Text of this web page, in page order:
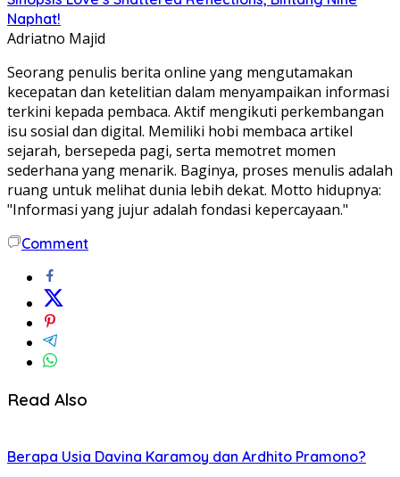
Naphat!
Adriatno Majid
Seorang penulis berita online yang mengutamakan
kecepatan dan ketelitian dalam menyampaikan informasi
terkini kepada pembaca. Aktif mengikuti perkembangan
isu sosial dan digital. Memiliki hobi membaca artikel
sejarah, bersepeda pagi, serta memotret momen
sederhana yang menarik. Baginya, proses menulis adalah
ruang untuk melihat dunia lebih dekat. Motto hidupnya:
"Informasi yang jujur adalah fondasi kepercayaan."
Comment
Read Also
Berapa Usia Davina Karamoy dan Ardhito Pramono?